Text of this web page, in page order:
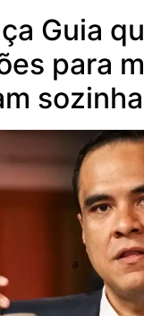
Guia
para